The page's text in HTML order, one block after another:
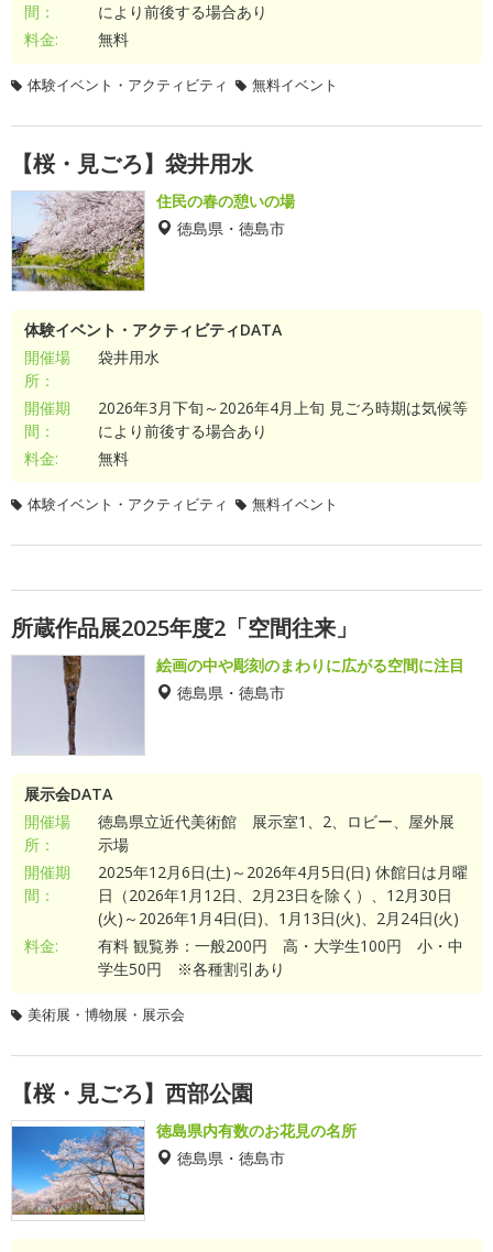
間：
により前後する場合あり
料金:
無料
体験イベント・アクティビティ 無料イベント
【桜・見ごろ】袋井用水
住民の春の憩いの場
徳島県・徳島市
体験イベント・アクティビティDATA
開催場
所：
袋井用水
開催期
間：
2026年3月下旬～2026年4月上旬 見ごろ時期は気候等
により前後する場合あり
料金:
無料
体験イベント・アクティビティ 無料イベント
所蔵作品展2025年度2「空間往来」
絵画の中や彫刻のまわりに広がる空間に注目
徳島県・徳島市
展示会DATA
開催場
所：
徳島県立近代美術館 展示室1、2、ロビー、屋外展
示場
開催期
間：
2025年12月6日(土)～2026年4月5日(日) 休館日は月曜
日（2026年1月12日、2月23日を除く）、12月30日
(火)～2026年1月4日(日)、1月13日(火)、2月24日(火)
料金:
有料 観覧券：一般200円 高・大学生100円 小・中
学生50円 ※各種割引あり
美術展・博物展・展示会
【桜・見ごろ】西部公園
徳島県内有数のお花見の名所
徳島県・徳島市